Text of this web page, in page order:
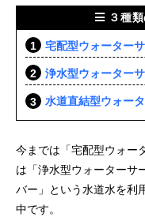
３種類
宅配型ウォーター
浄水型ウォーター
水道直結型ウォー
今までは「宅配型ウォー
は「浄水型ウォーターサ
バー」という水道水を利
中です。